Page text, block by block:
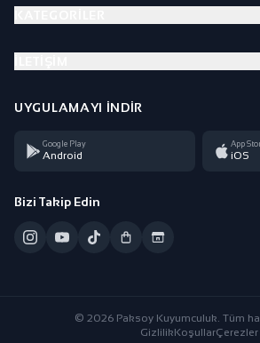
UYGULAMAYI İNDIR
Google Play
Android
App
iOS
Bizi Takip Edin
© 2026 Paksoy Kuyumculuk. Tüm
GizlilikKoşullarÇerezler